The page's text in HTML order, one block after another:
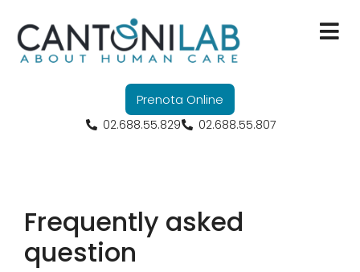
Prenota Online
02.688.55.829 02.688.55.807
Frequently asked
question